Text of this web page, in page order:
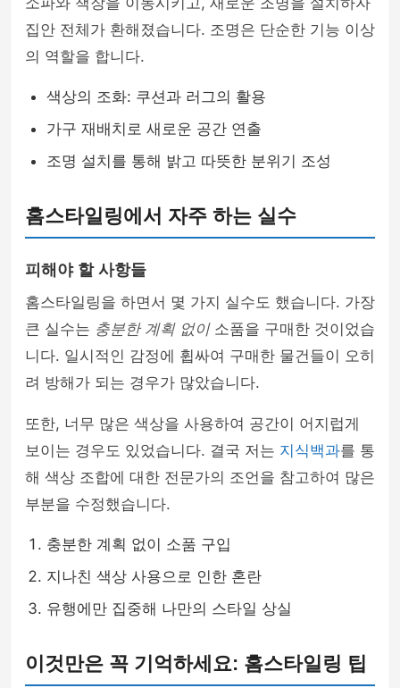
집안 전체가 환해졌습니다. 조명은 단순한 기능 이상
의 역할을 합니다.
색상의 조화: 쿠션과 러그의 활용
가구 재배치로 새로운 공간 연출
조명 설치를 통해 밝고 따뜻한 분위기 조성
홈스타일링에서 자주 하는 실수
피해야 할 사항들
홈스타일링을 하면서 몇 가지 실수도 했습니다. 가장
큰 실수는 충분한 계획 없이소품을 구매한 것이었습
니다. 일시적인 감정에 휩싸여 구매한 물건들이 오히
려 방해가 되는 경우가 많았습니다.
또한, 너무 많은 색상을 사용하여 공간이 어지럽게
보이는 경우도 있었습니다. 결국 저는 지식백과를 통
해 색상 조합에 대한 전문가의 조언을 참고하여 많은
부분을 수정했습니다.
충분한 계획 없이 소품 구입
지나친 색상 사용으로 인한 혼란
유행에만 집중해 나만의 스타일 상실
이것만은 꼭 기억하세요: 홈스타일링 팁